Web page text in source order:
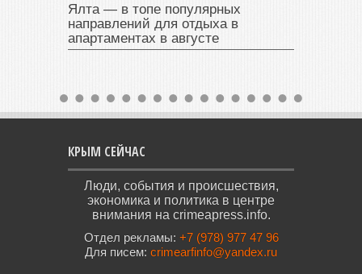
Ялта — в топе популярных
направлений для отдыха в
апартаментах в августе
КРЫМ СЕЙЧАС
Люди, события и происшествия,
экономика и политика в центре
внимания на crimeapress.info.
Отдел рекламы: +7 (978) 977 47 96
Для писем: crimearfinfo@yandex.ru